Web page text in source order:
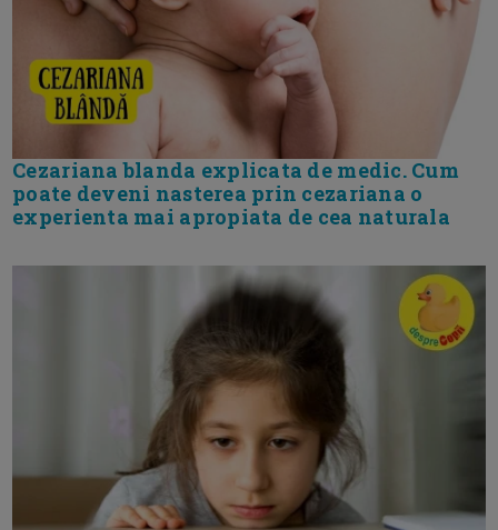
Cezariana blanda explicata de medic. Cum
poate deveni nasterea prin cezariana o
experienta mai apropiata de cea naturala